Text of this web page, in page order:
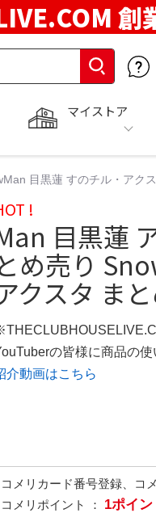
創
マイストア
目黒蓮 すのチル・アク
!
目黒蓮
め売り
クスタ ま
の皆様に商品の
介動画はこちら
コメリカード番号登録、コ
コメリポイント ： 1ポイ